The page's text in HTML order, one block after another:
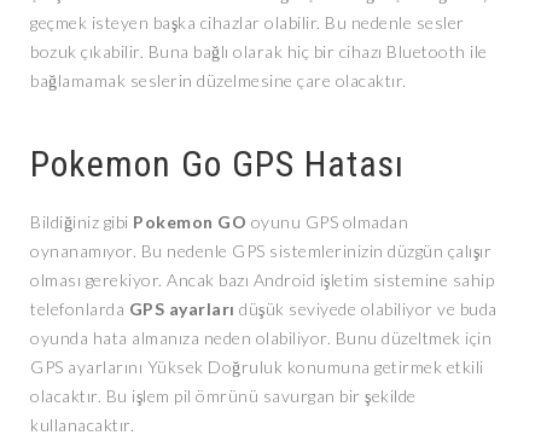
geçmek isteyen başka cihazlar olabilir. Bu nedenle sesler
bozuk çıkabilir. Buna bağlı olarak hiç bir cihazı Bluetooth ile
bağlamamak seslerin düzelmesine çare olacaktır.
Pokemon Go GPS Hatası
Bildiğiniz gibi Pokemon GO oyunu GPS olmadan
oynanamıyor. Bu nedenle GPS sistemlerinizin düzgün çalışır
olması gerekiyor. Ancak bazı Android işletim sistemine sahip
telefonlarda GPS ayarları düşük seviyede olabiliyor ve buda
oyunda hata almanıza neden olabiliyor. Bunu düzeltmek için
GPS ayarlarını Yüksek Doğruluk konumuna getirmek etkili
olacaktır. Bu işlem pil ömrünü savurgan bir şekilde
kullanacaktır.